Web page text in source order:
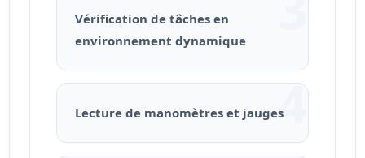
Vérification de tâches en
environnement dynamique
4
Lecture de manomètres et jauges